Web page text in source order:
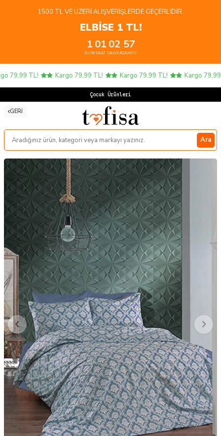
1500 TL VE ÜZERI ALIŞVERIŞLERDE GEÇERLIDIR.
ELBİSE 1 TL!
1
GÜN
01
SAAT
02
DAKIKA
56
SANIYE
79,99 TL! Kargo 79,99 TL! Kargo 79,99 TL! Kargo 79,99
Çocuk Ürünlerinde
GERI
Ara